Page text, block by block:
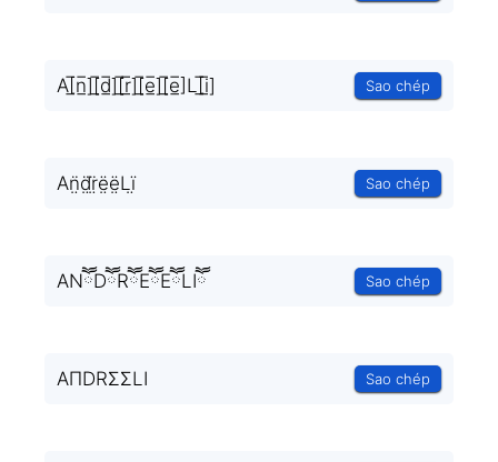
A[̲̅n̲̅][̲̅d̲̅][̲̅r̲̅][̲̅e̲̅][̲̅e̲̅]L[̲̅i̲̅] Sao chép
An̤̈d̤̈r̤̈ë̤ë̤Lï̤ Sao chép
ANཽDཽRཽEཽEཽLIཽ Sao chép
AΠDRΣΣLI Sao chép